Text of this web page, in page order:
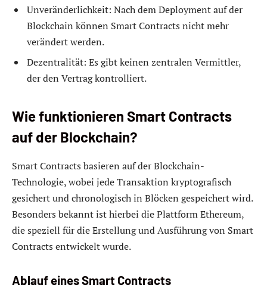
Unveränderlichkeit: Nach dem Deployment auf der
Blockchain können Smart Contracts nicht mehr
verändert werden.
Dezentralität: Es gibt keinen zentralen Vermittler,
der den Vertrag kontrolliert.
Wie funktionieren Smart Contracts
auf der Blockchain?
Smart Contracts basieren auf der Blockchain-
Technologie, wobei jede Transaktion kryptografisch
gesichert und chronologisch in Blöcken gespeichert wird.
Besonders bekannt ist hierbei die Plattform Ethereum,
die speziell für die Erstellung und Ausführung von Smart
Contracts entwickelt wurde.
Ablauf eines Smart Contracts